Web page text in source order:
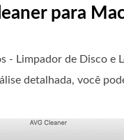
para
Limpador de Disco e
detalhada, você